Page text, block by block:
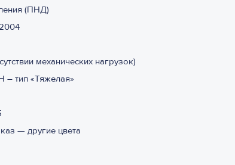
(ПНД)
механических нагрузок)
– тип «Тяжелая»
— другие цвета